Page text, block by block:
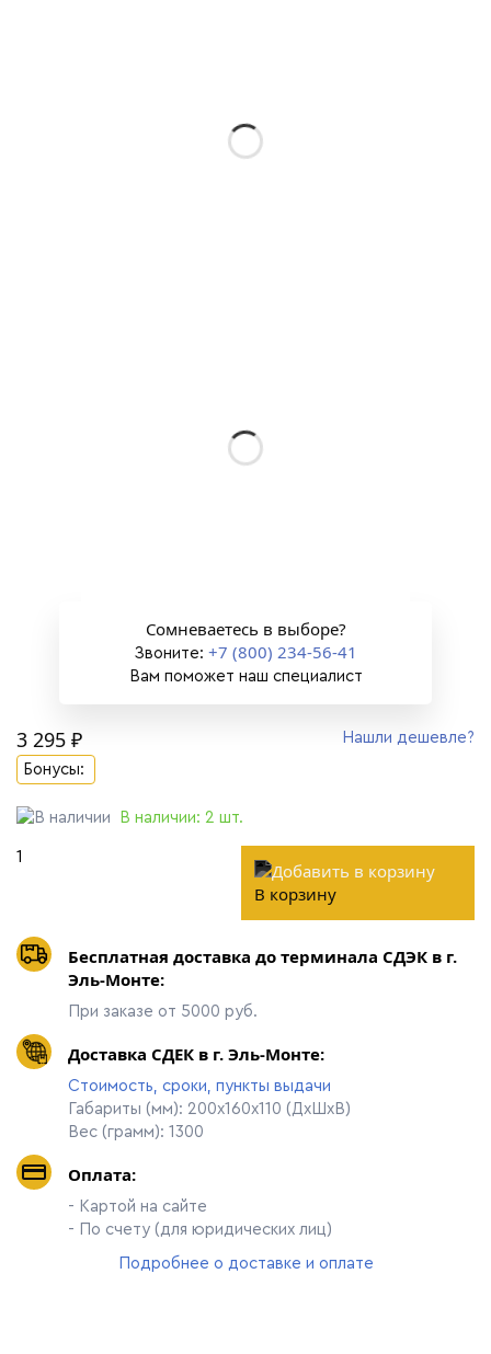
Сомневаетесь в выборе?
Звоните: +7 (800) 234-56-41
Вам поможет наш специалист
3 295 ₽
Нашли дешевле?
Бонусы:
В наличии: 2 шт.
В корзину
Бесплатная доставка до терминала СДЭК в г.
Эль-Монте:
При заказе от 5000 руб.
Доставка СДЕК в г. Эль-Монте:
Стоимость, сроки, пункты выдачи
Габариты (мм): 200х160х110 (ДхШхВ)
Вес (грамм): 1300
Оплата:
- Картой на сайте
- По счету (для юридических лиц)
Подробнее о доставке и оплате